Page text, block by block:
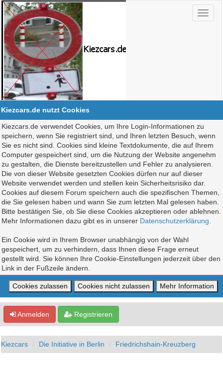
Kiezcars.de nutzt Cookies
Kiezcars.de verwendet Cookies, um Ihre Login-Informationen zu
speichern, wenn Sie registriert sind, und Ihren letzten Besuch, wenn
Sie es nicht sind. Cookies sind kleine Textdokumente, die auf Ihrem
Computer gespeichert sind, um die Nutzung der Website angenehm
zu gestalten, die Dienste bereitzustellen und Fehler zu analysieren.
Die von dieser Website gesetzten Cookies dürfen nur auf dieser
Website verwendet werden und stellen kein Sicherheitsrisiko dar.
Cookies auf diesem Forum speichern auch die spezifischen Themen,
die Sie gelesen haben und wann Sie zum letzten Mal gelesen haben.
Bitte bestätigen Sie, ob Sie diese Cookies akzeptieren oder ablehnen.
Mehr Informationen dazu gibt es in unserer Datenschutzerklärung
Ein Cookie wird in Ihrem Browser unabhängig von der Wahl
gespeichert, um zu verhindern, dass Ihnen diese Frage erneut
gestellt wird. Sie können Ihre Cookie-Einstellungen jederzeit über den
Link in der Fußzeile ändern.
Anmelden Registrieren
Kiezcars Die Initiative in Berlin Friedrichshain-Kreuzberg